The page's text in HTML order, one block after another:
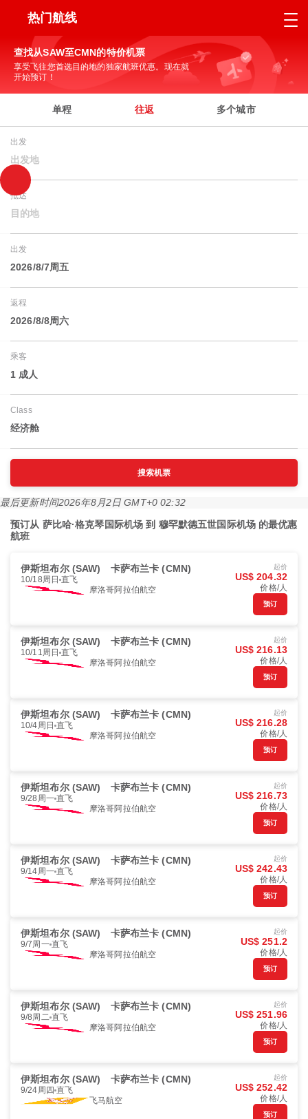
热门航线
查找从SAW至CMN的特价机票
享受飞往您首选目的地的独家航班优惠。现在就
开始预订！
单程 往返 多个城市
出发
出发地
抵达
目的地
出发
2026/8/7周五
返程
2026/8/8周六
乘客
1 成人
Class
经济舱
搜索机票
最后更新时间2026年8月2日 GMT+0 02:32
预订从 萨比哈·格克琴国际机场 到 穆罕默德五世国际机场 的最优惠
航班
伊斯坦布尔 (SAW) 卡萨布兰卡 (CMN)
10/18周日 直飞
摩洛哥阿拉伯航空
起价
US$ 204.32
价格/人
预订
伊斯坦布尔 (SAW) 卡萨布兰卡 (CMN)
10/11周日 直飞
摩洛哥阿拉伯航空
起价
US$ 216.13
价格/人
预订
伊斯坦布尔 (SAW) 卡萨布兰卡 (CMN)
10/4周日 直飞
摩洛哥阿拉伯航空
起价
US$ 216.28
价格/人
预订
伊斯坦布尔 (SAW) 卡萨布兰卡 (CMN)
9/28周一 直飞
摩洛哥阿拉伯航空
起价
US$ 216.73
价格/人
预订
伊斯坦布尔 (SAW) 卡萨布兰卡 (CMN)
9/14周一 直飞
摩洛哥阿拉伯航空
起价
US$ 242.43
价格/人
预订
伊斯坦布尔 (SAW) 卡萨布兰卡 (CMN)
9/7周一 直飞
摩洛哥阿拉伯航空
起价
US$ 251.2
价格/人
预订
伊斯坦布尔 (SAW) 卡萨布兰卡 (CMN)
9/8周二 直飞
摩洛哥阿拉伯航空
起价
US$ 251.96
价格/人
预订
伊斯坦布尔 (SAW) 卡萨布兰卡 (CMN)
9/24周四 直飞
飞马航空
起价
US$ 252.42
价格/人
预订